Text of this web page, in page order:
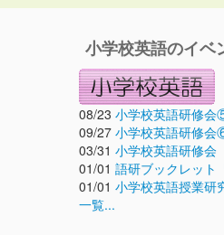
小学校英語のイベ
08/23 小学校英語研修
09/27 小学校英語研修
03/31 小学校英語研修
01/01 語研ブックレット
01/01 小学校英語授業研
一覧...